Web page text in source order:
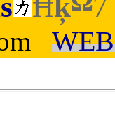
Ħķ 7